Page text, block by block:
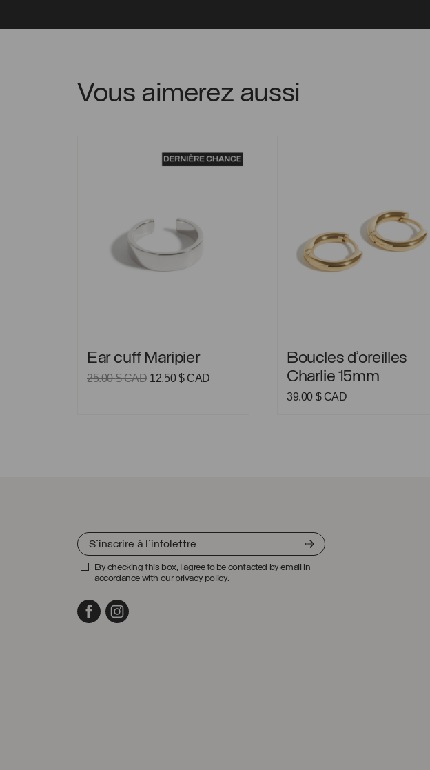
Vous aimerez aussi
Ear cuff Maripier
25.00$ CAD Le
12.50$ CADLe
Boucles d’oreilles
Charlie 15mm
39.00 $ CAD
By checking this box, I agree to be contacted by email in
accordance with ourprivacy policy.
Facebook